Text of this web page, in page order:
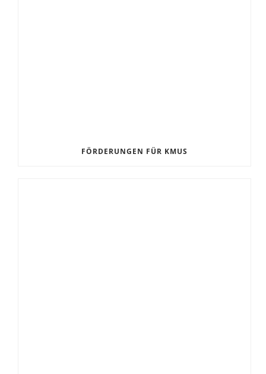
FÖRDERUNGEN FÜR KMUS